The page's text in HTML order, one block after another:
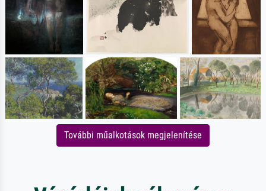
További műalkotások megjelenítése